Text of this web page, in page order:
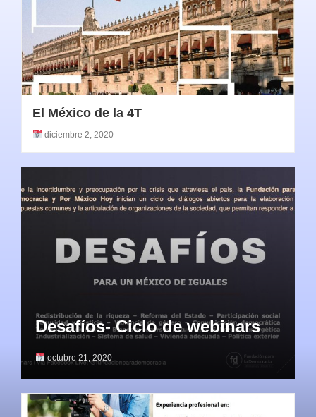
El México de la 4T
diciembre 2, 2020
Desafíos- Ciclo de webinars
octubre 21, 2020